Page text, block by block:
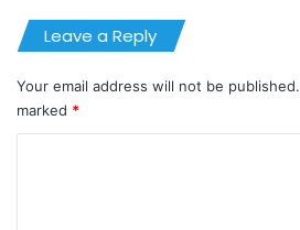
Leave a Reply
Your email address will not be published.
marked *